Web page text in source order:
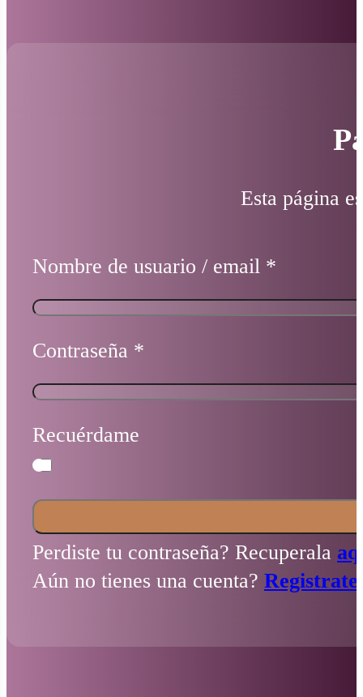
Esta página
Nombre de usuario / email *
Contraseña *
Recuérdame
Perdiste tu contraseña? Recuperala
Aún no tienes una cuenta?